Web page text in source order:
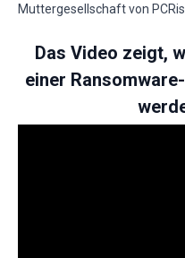
Muttergesellschaft von
Das Video zeigt,
einer